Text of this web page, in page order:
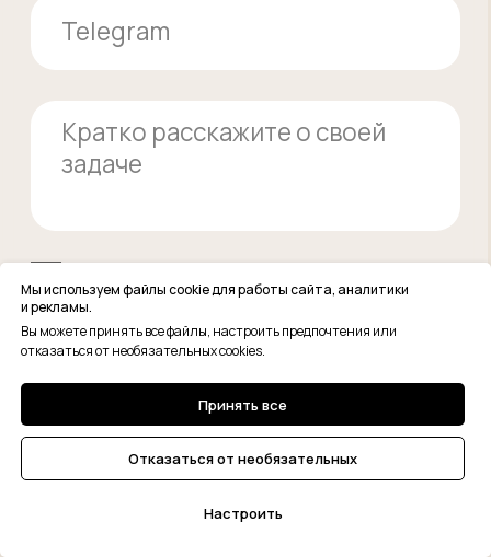
Мы используем файлы cookie для работы сайта, аналитики
и рекламы.
Вы можете принять все файлы, настроить предпочтения или
отказаться от необязательных cookies.
Принять все
Отказаться от необязательных
Настроить